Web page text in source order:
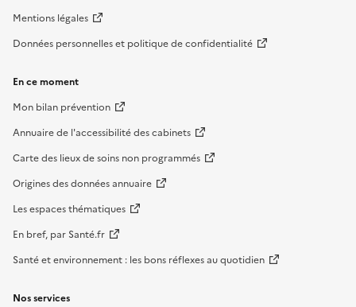
Mentions légales
Données personnelles et politique de confidentialité
En ce moment
Mon bilan prévention
Annuaire de l'accessibilité des cabinets
Carte des lieux de soins non programmés
Origines des données annuaire
Les espaces thématiques
En bref, par Santé.fr
Santé et environnement : les bons réflexes au quotidien
Nos services